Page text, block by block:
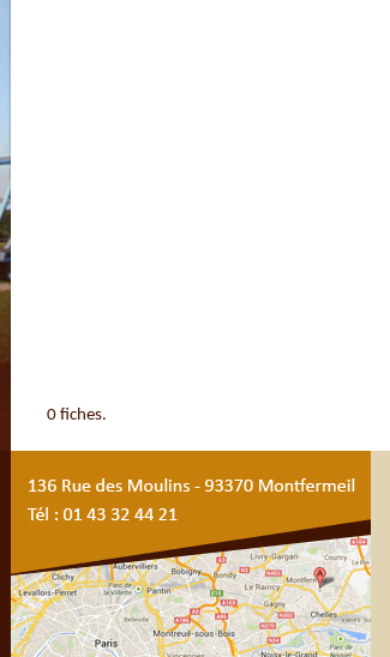
0 fiches.